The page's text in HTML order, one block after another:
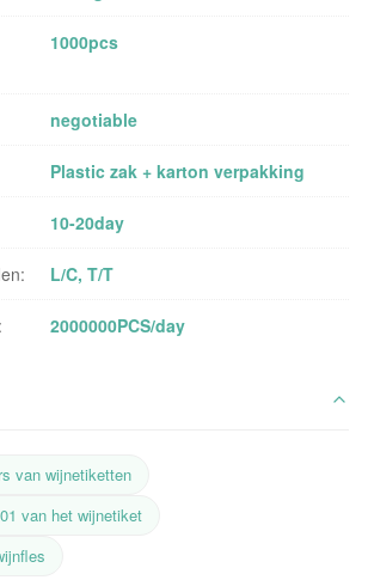
1000pcs
negotiable
Plastic zak + karton verpakking
10-20day
L/C, T/T
2000000PCS/day
van wijnetiketten
van het wijnetiket